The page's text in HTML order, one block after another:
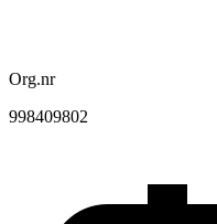
Org.nr
998409802